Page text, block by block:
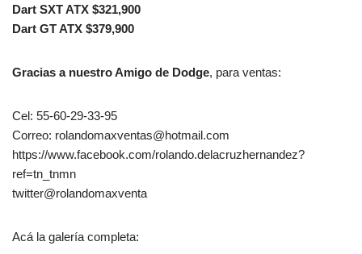
Dart SXT ATX $321,900
Dart GT ATX $379,900
Gracias a nuestro Amigo de Dodge, para ventas:
Cel: 55-60-29-33-95
Correo: rolandomaxventas@hotmail.com
https://www.facebook.com/rolando.delacruzhernandez?
ref=tn_tnmn
twitter@rolandomaxventa
Acá la galería completa: